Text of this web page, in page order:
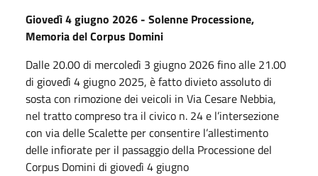
Giovedì 4 giugno 2026 - Solenne Processione,
Memoria del Corpus Domini
Dalle 20.00 di mercoledì 3 giugno 2026 fino alle 21.00
di giovedì 4 giugno 2025, è fatto divieto assoluto di
sosta con rimozione dei veicoli in Via Cesare Nebbia,
nel tratto compreso tra il civico n. 24 e l’intersezione
con via delle Scalette per consentire l’allestimento
delle infiorate per il passaggio della Processione del
Corpus Domini di giovedì 4 giugno